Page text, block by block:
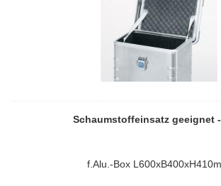
Schaumstoffeinsatz geeignet
f.Alu.-Box